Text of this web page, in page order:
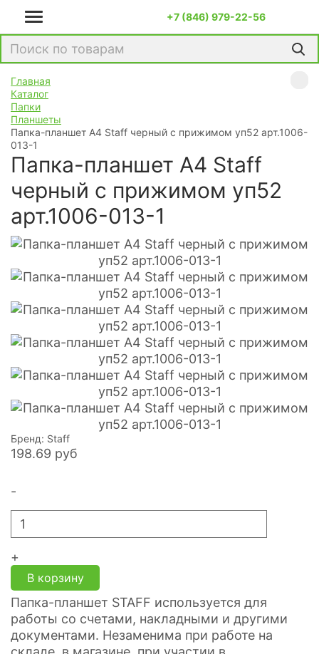
+7 (846) 979-22-56
Главная
Каталог
Папки
Планшеты
Папка-планшет А4 Staff черный с прижимом уп52 арт.1006-
013-1
Папка-планшет А4 Staff
черный с прижимом уп52
арт.1006-013-1
Бренд: Staff
198.69 руб
-
+
В корзину
Папка-планшет STAFF используется для
работы со счетами, накладными и другими
документами. Незаменима при работе на